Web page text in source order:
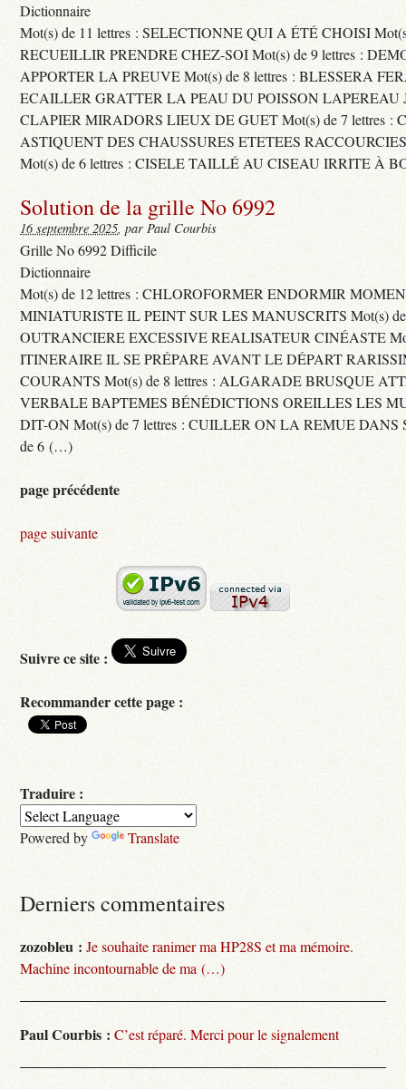
Dictionnaire
Mot(s) de 11 lettres : SELECTIONNE QUI A ÉTÉ CHOISI
RECUEILLIR PRENDRE CHEZ-SOI Mot(s) de 9 lettres :
APPORTER LA PREUVE Mot(s) de 8 lettres : BLESSERA
ECAILLER GRATTER LA PEAU DU POISSON LAPEREAU
CLAPIER MIRADORS LIEUX DE GUET Mot(s) de 7 lettres :
ASTIQUENT DES CHAUSSURES ETETEES
Mot(s) de 6 lettres : CISELE TAILLÉ AU CISEAU IRRITE À
Solution de la grille No 6992
16 septembre 2025, par Paul Courbis
Grille No 6992 Difficile
Dictionnaire
Mot(s) de 12 lettres : CHLOROFORMER ENDORMIR
MINIATURISTE IL PEINT SUR LES MANUSCRITS Mot(s) de
OUTRANCIERE EXCESSIVE REALISATEUR CINÉASTE
ITINERAIRE IL SE PRÉPARE AVANT LE DÉPART
COURANTS Mot(s) de 8 lettres : ALGARADE BRUSQUE
VERBALE BAPTEMES BÉNÉDICTIONS OREILLES LES
DIT-ON Mot(s) de 7 lettres : CUILLER ON LA REMUE DANS
de 6 (…)
page précédente
page suivante
Suivre ce site :
Recommander cette page :
Traduire :
Powered by Translate
Derniers commentaires
zozobleu : Je souhaite ranimer ma HP28S et ma mémoire.
Machine incontournable de ma (…)
Paul Courbis : C’est réparé. Merci pour le signalement